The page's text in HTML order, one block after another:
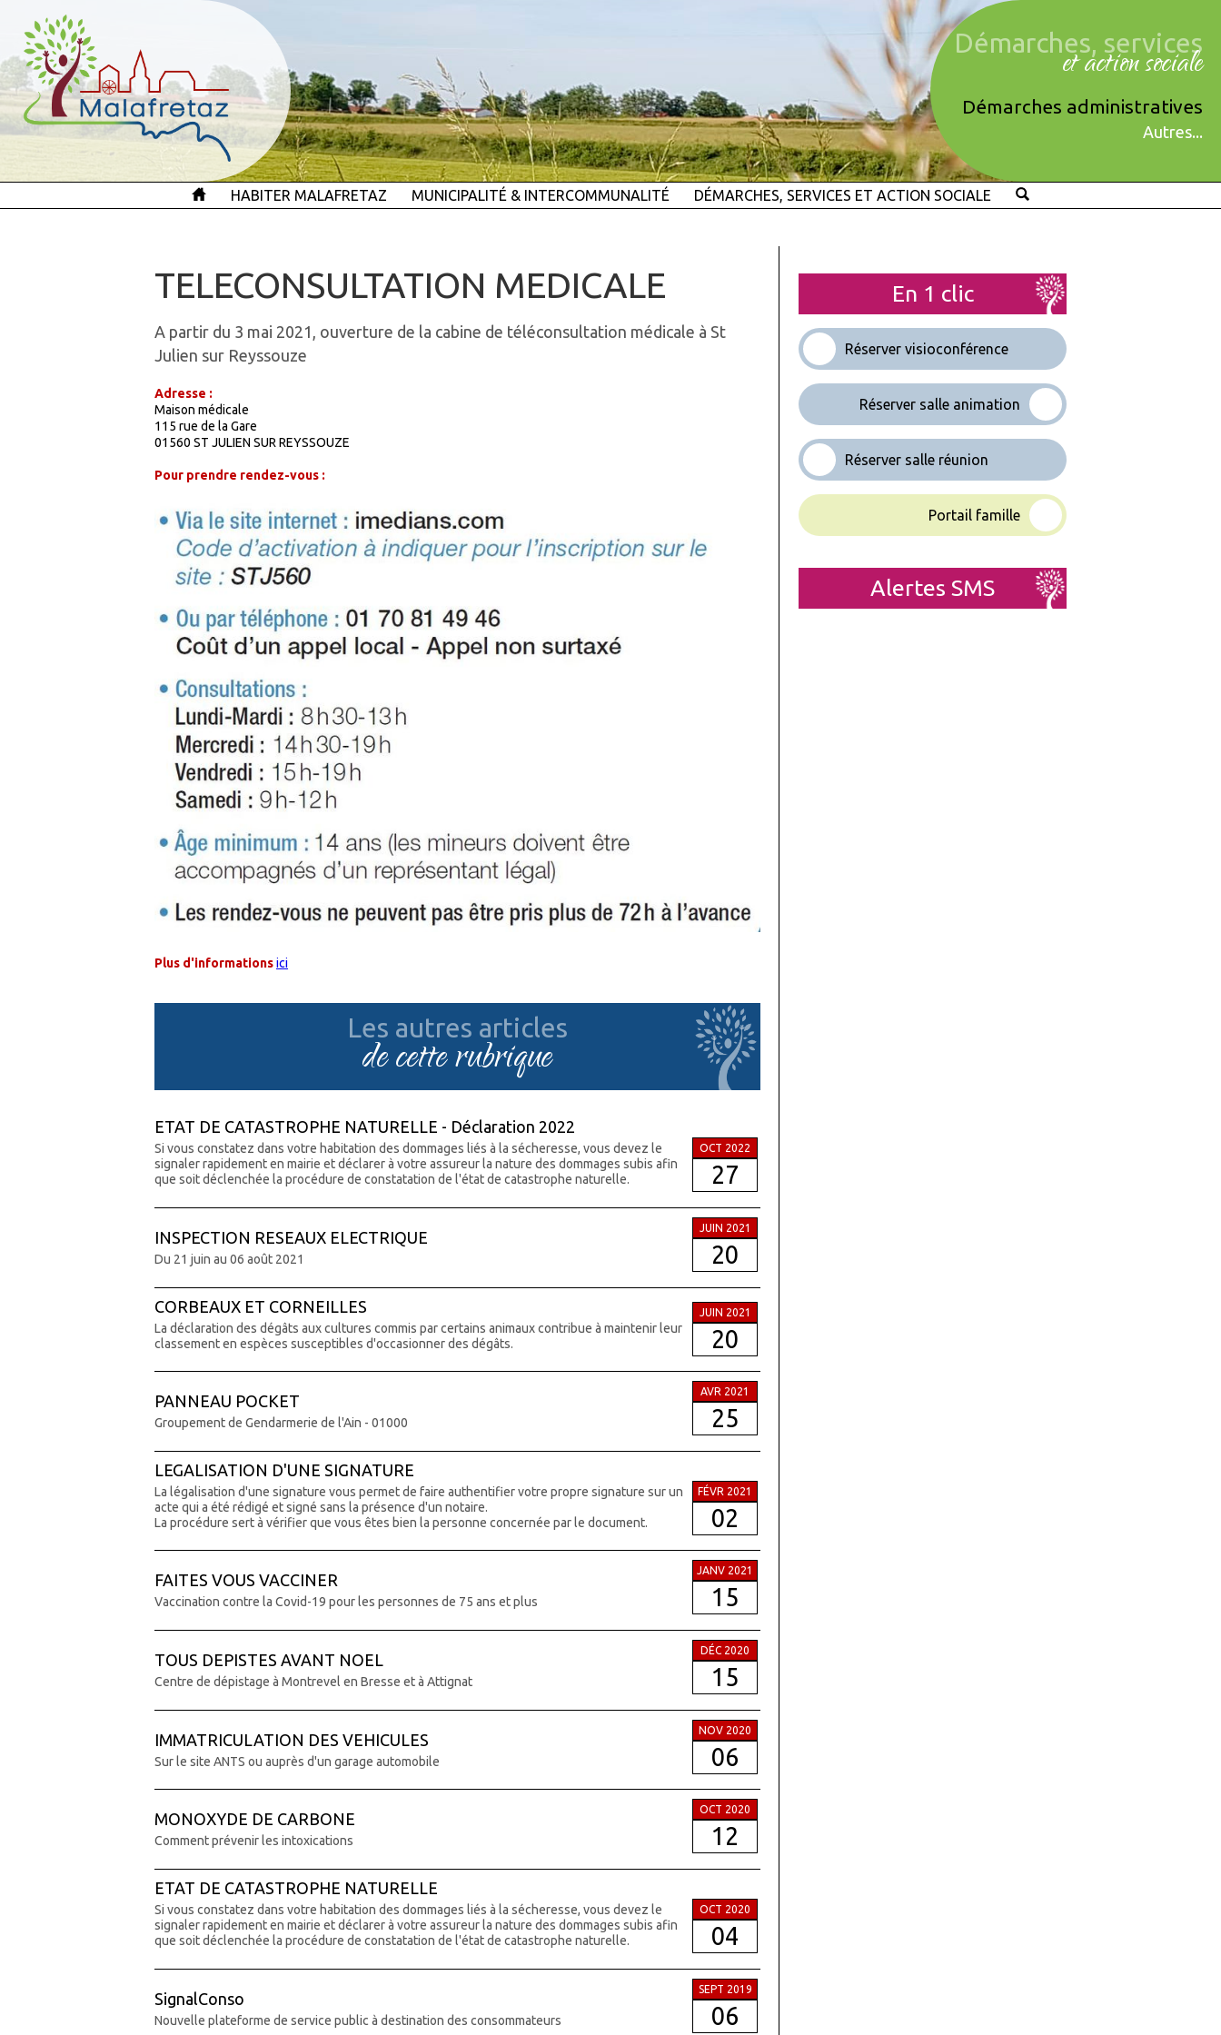
Démarches, services
et action sociale
Démarches administratives
Autres...
HABITER MALAFRETAZ MUNICIPALITÉ & INTERCOMMUNALITÉ DÉMARCHES, SERVICES ET ACTION SOCIALE
TELECONSULTATION MEDICALE
A partir du 3 mai 2021, ouverture de la cabine de téléconsultation médicale à St
Julien sur Reyssouze
Adresse :
Maison médicale
115 rue de la Gare
01560 ST JULIEN SUR REYSSOUZE
Pour prendre rendez-vous :
Plus d'informationsici
Les autres articles
de cette rubrique
ETAT DE CATASTROPHE NATURELLE - Déclaration 2022
Si vous constatez dans votre habitation des dommages liés à la sécheresse, vous devez le
signaler rapidement en mairie et déclarer à votre assureur la nature des dommages subis afin
que soit déclenchée la procédure de constatation de l'état de catastrophe naturelle.
OCT 2022
27
INSPECTION RESEAUX ELECTRIQUE
Du 21 juin au 06 août 2021
JUIN 2021
20
CORBEAUX ET CORNEILLES
La déclaration des dégâts aux cultures commis par certains animaux contribue à maintenir leur
classement en espèces susceptibles d'occasionner des dégâts.
JUIN 2021
20
PANNEAU POCKET
Groupement de Gendarmerie de l'Ain - 01000
AVR 2021
25
LEGALISATION D'UNE SIGNATURE
La légalisation d'une signature vous permet de faire authentifier votre propre signature sur un
acte qui a été rédigé et signé sans la présence d'un notaire.
La procédure sert à vérifier que vous êtes bien la personne concernée par le document.
FÉVR 2021
02
FAITES VOUS VACCINER
Vaccination contre la Covid-19 pour les personnes de 75 ans et plus
JANV 2021
15
TOUS DEPISTES AVANT NOEL
Centre de dépistage à Montrevel en Bresse et à Attignat
DÉC 2020
15
IMMATRICULATION DES VEHICULES
Sur le site ANTS ou auprès d'un garage automobile
NOV 2020
06
MONOXYDE DE CARBONE
Comment prévenir les intoxications
OCT 2020
12
ETAT DE CATASTROPHE NATURELLE
Si vous constatez dans votre habitation des dommages liés à la sécheresse, vous devez le
signaler rapidement en mairie et déclarer à votre assureur la nature des dommages subis afin
que soit déclenchée la procédure de constatation de l'état de catastrophe naturelle.
OCT 2020
04
SignalConso
Nouvelle plateforme de service public à destination des consommateurs
SEPT 2019
06
En 1 clic
Réserver visioconférence
Réserver salle animation
Réserver salle réunion
Portail famille
Alertes SMS